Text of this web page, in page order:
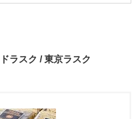
ラスク / 東京ラスク